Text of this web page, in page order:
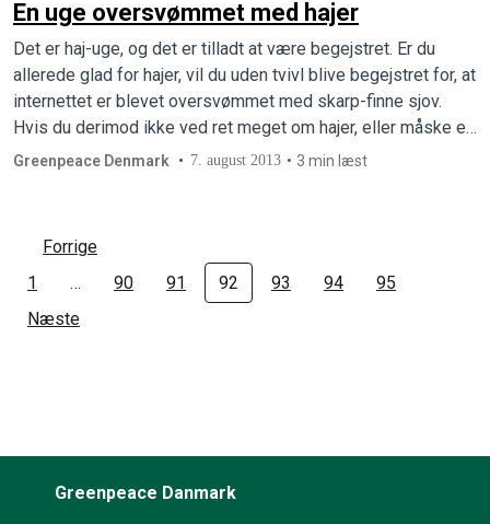
En uge oversvømmet med hajer
Det er haj-uge, og det er tilladt at være begejstret. Er du
allerede glad for hajer, vil du uden tvivl blive begejstret for, at
internettet er blevet oversvømmet med skarp-finne sjov.
Hvis du derimod ikke ved ret meget om hajer, eller måske er
lidt bange, fordi de er skræmmende, så undrer du dig måske
Greenpeace Denmark 7. august 2013 3 min læst
Forrige
1
… 90 91 92 93 94
95
Næste
Greenpeace Danmark